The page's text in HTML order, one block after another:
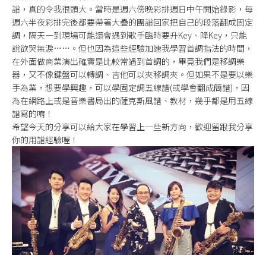
譜，真的令我很頭大。當時是週六傍晚彩排週日中午開始錄影，每
週六半夜彩排完後都要帶著大疊的團譜回家把自己的段落翻成固定
調，隔天一到現場可能還會遇到歌手臨時要升Key、降Key，只能
說欲哭無淚……。但也因為這些經驗加速我學習首調指法的時間，
在外面做商業演出確實是比較常遇到首調的，畢竟我們是移調樂
器，又不像鍵盤可以轉調、吉他可以夾移調夾。但如果不是要以樂
手為業，想要學興趣，可以學固定調五線譜(或學會翻成簡譜)，因
為在網路上或是音樂書局出的薩克斯風譜、教材，幾乎都是用五線
譜寫的唷！
希望今天的分享可以給大家在學習上一些新方向，歡迎留跟我分享
你的用譜經驗喔！